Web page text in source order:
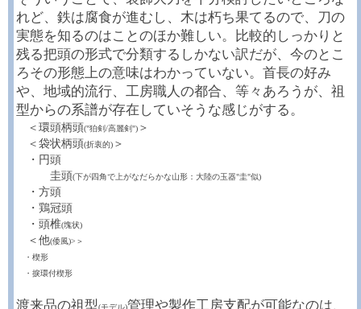
れど、鉄は腐食が進むし、木は朽ち果てるので、刀の
実態を知るのはことのほか難しい。比較的しっかりと
残る把頭の形式で分類するしかない訳だが、今のとこ
ろその形態上の意味はわかっていない。首長の好み
や、地域的流行、工房職人の都合、等々あろうが、祖
型からの系譜が存在していそうな感じがする。
＜環頭柄頭("狛剣/高麗剣") ＞
＜袋状柄頭(折衷的) ＞
・円頭
圭頭(下が四角で上がなだらかな山形：大陸の玉器"圭"似)
・方頭
・鶏冠頭
・頭椎(塊状)
＜他(倭風)>＞
・楔形
・捩環付楔形
渡来品の祖型(モデル)管理や製作工房支配が可能なのは、